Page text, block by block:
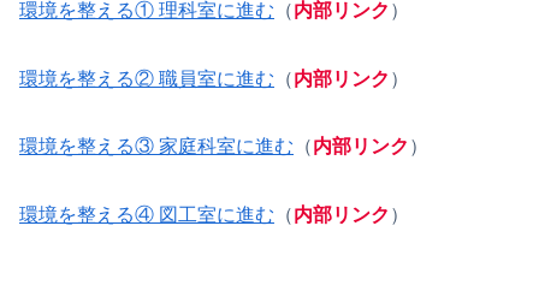
環境を整える① 理科室に進む （内部リンク ）
環境を整える② 職員室に進む （内部リンク ）
環境を整える③ 家庭科室に進む （内部リンク ）
環境を整える④ 図工室に進む （内部リンク ）